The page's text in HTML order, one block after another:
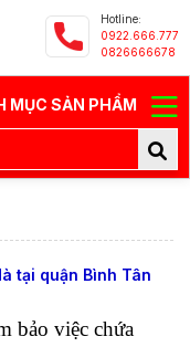
Hotline:
0922.666.777
0826666678
MỤC SẢN PHẨM
tại quận Bình Tân
bảo việc chứa